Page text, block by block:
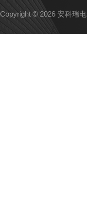
Copyright © 2026 安科瑞